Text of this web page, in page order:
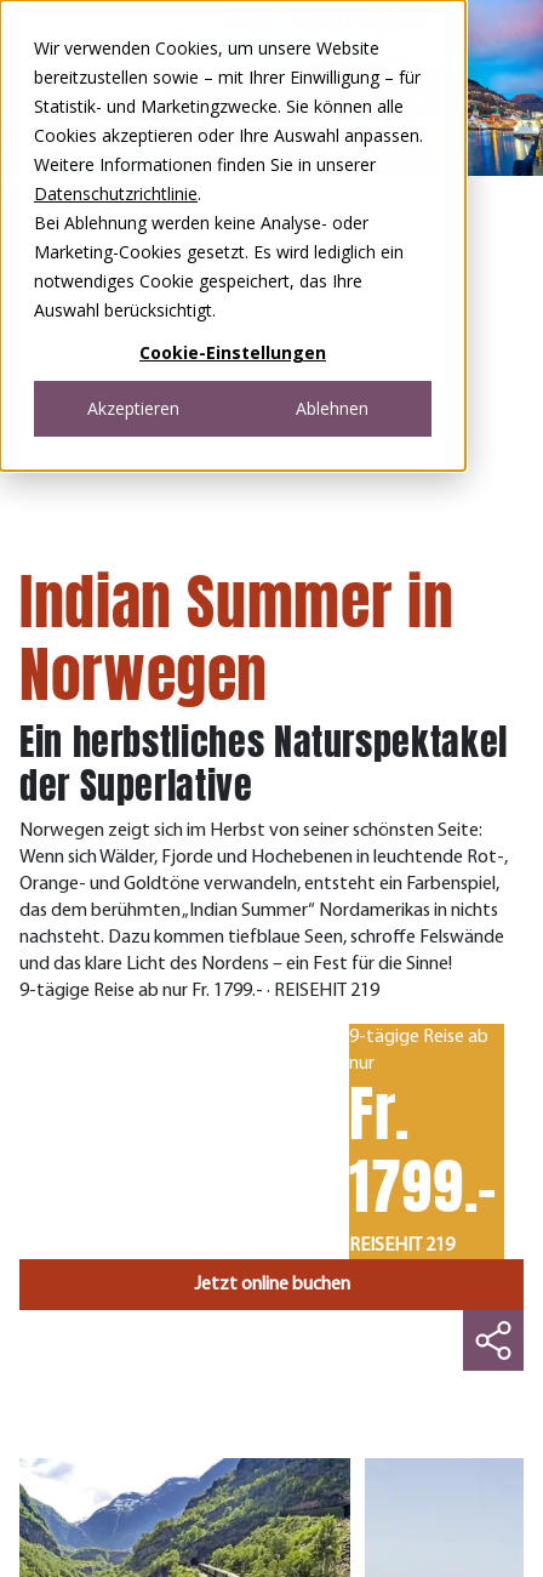
Wir verwenden Cookies, um unsere Website
bereitzustellen sowie – mit Ihrer Einwilligung – für
Statistik- und Marketingzwecke. Sie können alle
Cookies akzeptieren oder Ihre Auswahl anpassen.
Weitere Informationen finden Sie in unserer
Datenschutzrichtlinie.
Bei Ablehnung werden keine Analyse- oder
Marketing-Cookies gesetzt. Es wird lediglich ein
notwendiges Cookie gespeichert, das Ihre
Auswahl berücksichtigt.
Cookie-Einstellungen
Akzeptieren Ablehnen
DEFR
Open menu
Indian Summer in
Norwegen
Ein herbstliches Naturspektakel
der Superlative
Norwegen zeigt sich im Herbst von seiner schönsten Seite:
Wenn sich Wälder, Fjorde und Hochebenen in leuchtende Rot-,
Orange- und Goldtöne verwandeln, entsteht ein Farbenspiel,
das dem berühmten „Indian Summer“ Nordamerikas in nichts
nachsteht. Dazu kommen tiefblaue Seen, schroffe Felswände
und das klare Licht des Nordens – ein Fest für die Sinne!
9-tägige Reise ab nur Fr. 1799.- · REISEHIT 219
9-tägige Reise ab
nur
Fr.
1799.-
REISEHIT 219
Jetzt online buchen